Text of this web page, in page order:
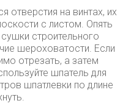
отверстия на винтах, их
с листом. Опять
строительного
шероховатости. Если
отрезать, а затем
шпатель для
шпатлевки по длине